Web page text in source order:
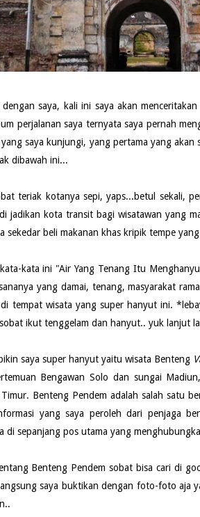
saya, kali ini saya akan
perjalanan saya ternyata saya pernah
saya kunjungi, yang pertama yang akan
dibawah ini...
teriak kotanya sepi, yaps...betul sekali,
jadikan kota transit bagi wisatawan yang
sekedar beli makanan khas kripik tempe
kata ini "Air Yang Tenang Itu
yang damai, tenang, masyarakat
tempat wisata yang super hanyut ini.
ikut tenggelam dan hanyut.. yuk lanjut
saya super hanyut yaitu wisata Benteng
Bengawan Solo dan sungai
Benteng Pendem adalah salah satu
yang saya peroleh dari penjaga
di sepanjang pos utama yang
Benteng Pendem sobat bisa cari di
saya buktikan dengan foto-foto aja